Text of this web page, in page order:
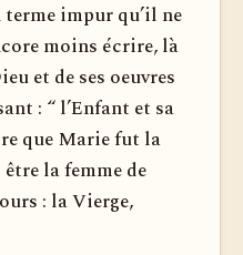
impur qu’il ne
moins écrire, là
et de ses oeuvres
: “ l’Enfant et sa
que Marie fut la
la femme de
: la Vierge,